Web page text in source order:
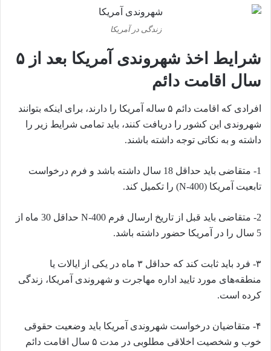
زندگی در آمریکا
شرایط اخذ شهروندی آمریکا بعد از ۵
سال اقامت دائم
افرادی که اقامت دائم ۵ ساله آمریکا را دارند، برای اینکه بتوانند
شهروندی این کشور را دریافت کنند، باید تمامی شرایط زیر را
داشته و به نکاتی توجه داشته باشند.
1- متقاضی باید حداقل 18 سال داشته باشد و فرم درخواست
تابعیت آمریکا (N-400) را تکمیل کند.
2- متقاضی باید قبل از تاریخ ارسال فرم N-400 حداقل 30 ماه از
5 سال را در آمریکا حضور داشته باشد.
۳- فرد باید ثابت کند که حداقل ۳ ماه در یکی از ایالات یا
منطقه‌های مورد تایید اداره مهاجرت و شهروندی آمریکا، زندگی
کرده است.
۴- متقاضیان درخواست شهروندی آمریکا باید وضعیت حقوقی
خوب و شخصیت اخلاقی مطلوبی در مدت ۵ سال اقامت دائم